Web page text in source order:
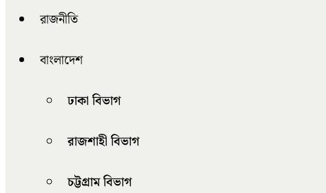
রাজনীতি
বাংলাদেশ
ঢাকা বিভাগ
রাজশাহী বিভাগ
চট্টগ্রাম বিভাগ